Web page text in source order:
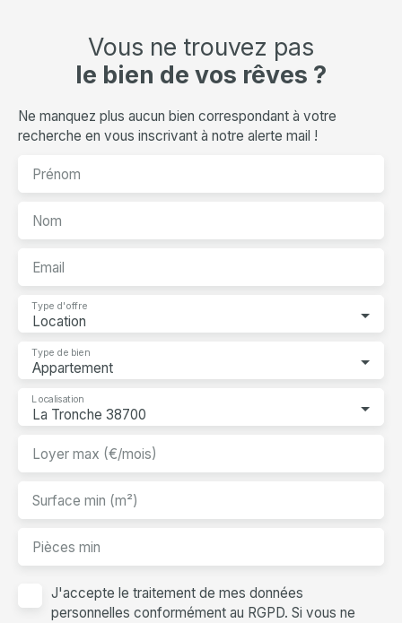
Vous ne trouvez pas
le bien de vos rêves ?
Ne manquez plus aucun bien correspondant à votre
recherche en vous inscrivant à notre alerte mail !
Prénom
Nom
Email
Location
Type d'offre
Appartement
Type de bien
La Tronche 38700
Localisation
Loyer max (€/mois)
Surface min (m²)
Pièces min
J'accepte le traitement de mes données
personnelles conformément au RGPD. Si vous ne